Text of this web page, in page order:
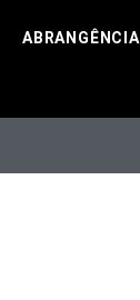
ABRANGÊNCIA